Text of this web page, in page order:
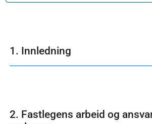
1. Innledning
2. Fastlegens arbeid og